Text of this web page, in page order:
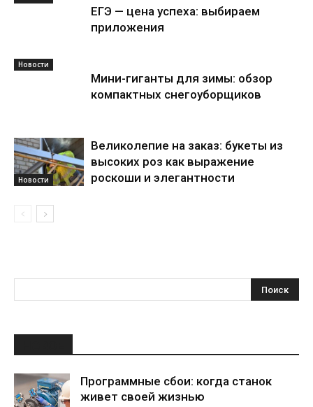
ЕГЭ — цена успеха: выбираем
приложения
Новости
Мини-гиганты для зимы: обзор
компактных снегоуборщиков
Новости
Великолепие на заказ: букеты из
высоких роз как выражение
роскоши и элегантности
Программные сбои: когда станок
живет своей жизнью